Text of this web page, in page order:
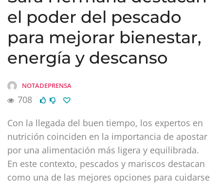
el poder del pescado
para mejorar bienestar,
energía y descanso
NOTADEPRENSA
708
Con la llegada del buen tiempo, los expertos en
nutrición coinciden en la importancia de apostar
por una alimentación más ligera y equilibrada.
En este contexto, pescados y mariscos destacan
como una de las mejores opciones para cuidarse